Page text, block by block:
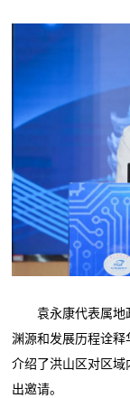
袁永康代表属地政
渊源和发展历程诠
介绍了洪山区对区
出邀请。